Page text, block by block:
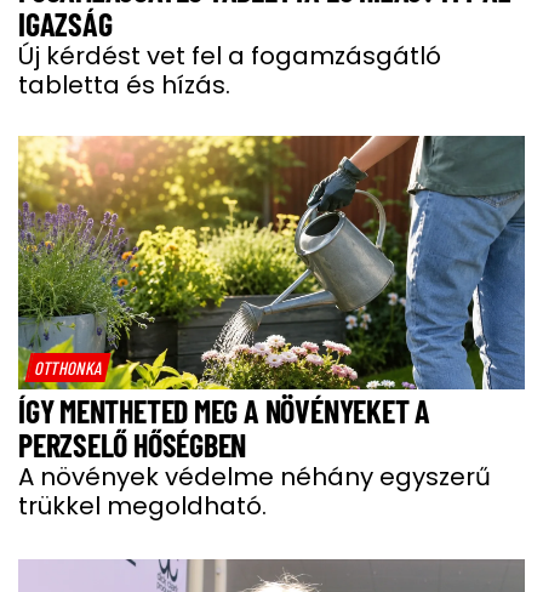
IGAZSÁG
Új kérdést vet fel a fogamzásgátló
tabletta és hízás.
OTTHONKA
ÍGY MENTHETED MEG A NÖVÉNYEKET A
PERZSELŐ HŐSÉGBEN
A növények védelme néhány egyszerű
trükkel megoldható.